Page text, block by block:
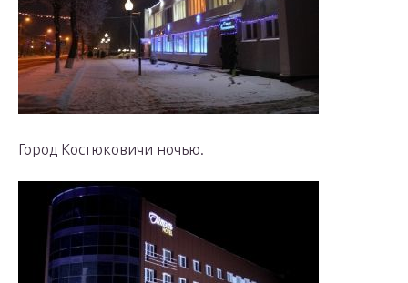
Город Костюковичи ночью.